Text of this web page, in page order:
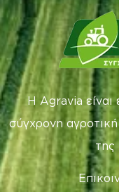
Η Agravia είναι
σύγχρονη
της